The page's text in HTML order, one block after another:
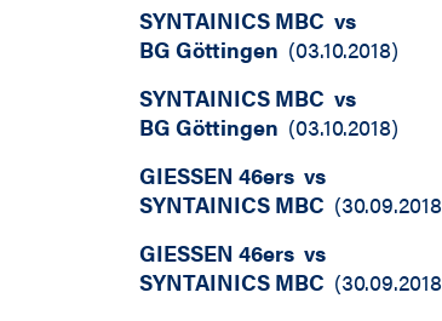
SYNTAINICS MBC vs
BG Göttingen (03.10.2018)
SYNTAINICS MBC vs
BG Göttingen (03.10.2018)
GIESSEN 46ers vs
SYNTAINICS MBC (30.09.2018
GIESSEN 46ers vs
SYNTAINICS MBC (30.09.2018